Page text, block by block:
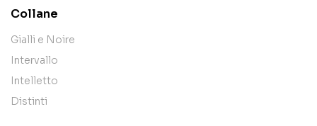
Collane
Gialli e Noire
Intervallo
Intelletto
Distinti